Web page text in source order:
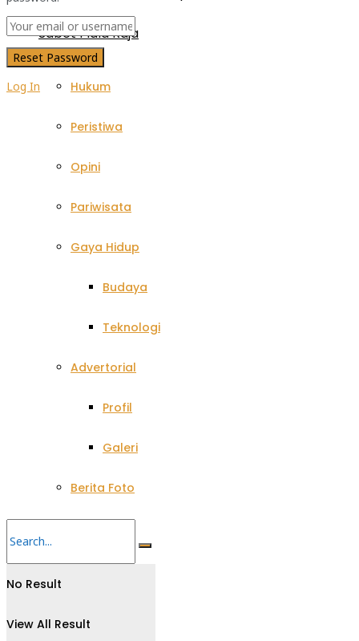
Sabet Piala Raja
Hukum
Peristiwa
Opini
Pariwisata
Gaya Hidup
Budaya
Teknologi
Advertorial
Profil
Galeri
Berita Foto
No Result
View All Result
Log In